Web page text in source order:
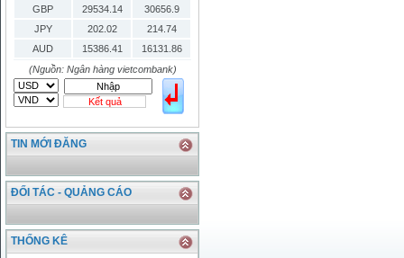
GBP
29534.14
30656.9
JPY
202.02
214.74
AUD
15386.41
16131.86
HKD
2906.04
3028.6
SGD
16755.29
17427.08
THB
666.2
786.99
CAD
17223.74
18058.21
CHF
23161.62
24283.77
INR
0
KRW
18.01
21.12
KWD
0
79758.97
MYR
5808.39
(Nguồn: Ngân hàng vietcombank)
Kết quả
TIN MỚI ĐĂNG
ĐỐI TÁC - QUẢNG CÁO
THỐNG KÊ